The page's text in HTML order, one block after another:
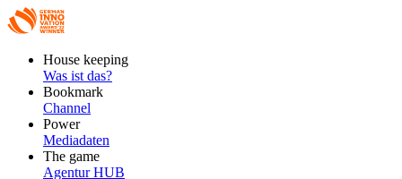
FooterHouse keeping
Was ist das?
Bookmark
Channel
Power
Mediadaten
The game
Agentur HUB